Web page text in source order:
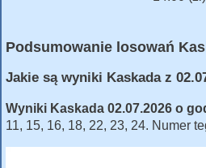
Podsumowanie losowań
Jakie są wyniki Kaskada z
Wyniki Kaskada 02.07.2026 o
11, 15, 16, 18, 22, 23, 24. Numer